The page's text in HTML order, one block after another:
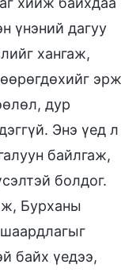
үнэний дагуу
хангаж,
эрж
дур
Энэ үед л
байлгаж,
болдог.
Бурханы
байх үедээ,